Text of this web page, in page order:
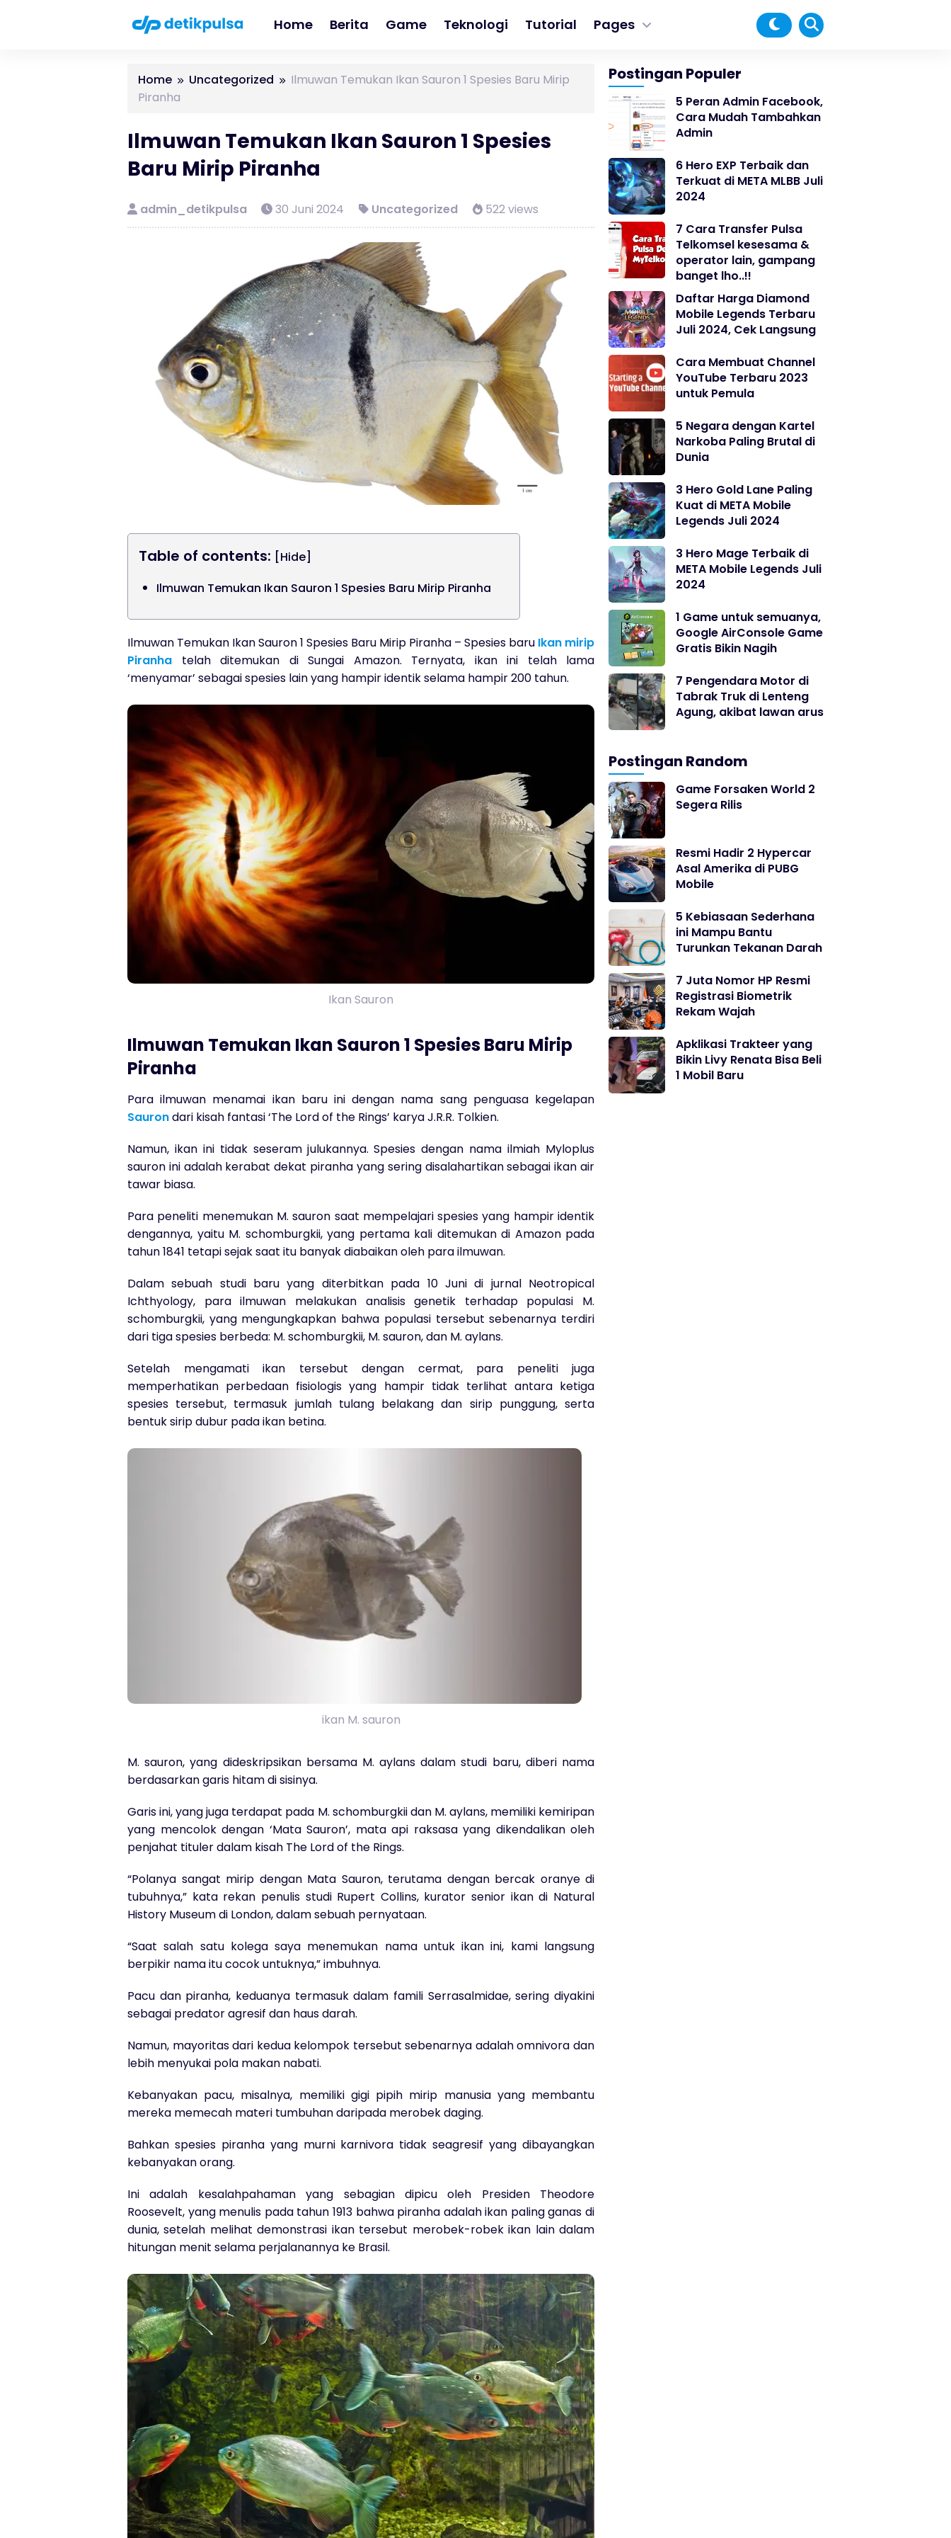
Home Berita Game Teknologi Tutorial Pages
Home Uncategorized
Ilmuwan Temukan Ikan Sauron 1 Spesies Baru Mirip
Piranha
Ilmuwan Temukan Ikan Sauron 1 Spesies
Baru Mirip Piranha
admin_detikpulsa 30 Juni 2024 Uncategorized 522 views
Table of contents: [Hide]
Ilmuwan Temukan Ikan Sauron 1 Spesies Baru Mirip Piranha
Ilmuwan Temukan Ikan Sauron 1 Spesies Baru Mirip Piranha – Spesies baru Ikan mirip
Piranha telah ditemukan di Sungai Amazon. Ternyata, ikan ini telah lama
‘menyamar’ sebagai spesies lain yang hampir identik selama hampir 200 tahun.
Ikan Sauron
Ilmuwan Temukan Ikan Sauron 1 Spesies Baru Mirip
Piranha
Para ilmuwan menamai ikan baru ini dengan nama sang penguasa kegelapan
Saurondari kisah fantasi ‘The Lord of the Rings’ karya J.R.R. Tolkien.
Namun, ikan ini tidak seseram julukannya. Spesies dengan nama ilmiah Myloplus
sauron ini adalah kerabat dekat piranha yang sering disalahartikan sebagai ikan air
tawar biasa.
Para peneliti menemukan M. sauron saat mempelajari spesies yang hampir identik
dengannya, yaitu M. schomburgkii, yang pertama kali ditemukan di Amazon pada
tahun 1841 tetapi sejak saat itu banyak diabaikan oleh para ilmuwan.
Dalam sebuah studi baru yang diterbitkan pada 10 Juni di jurnal Neotropical
Ichthyology, para ilmuwan melakukan analisis genetik terhadap populasi M.
schomburgkii, yang mengungkapkan bahwa populasi tersebut sebenarnya terdiri
dari tiga spesies berbeda: M. schomburgkii, M. sauron, dan M. aylans.
Setelah mengamati ikan tersebut dengan cermat, para peneliti juga
memperhatikan perbedaan fisiologis yang hampir tidak terlihat antara ketiga
spesies tersebut, termasuk jumlah tulang belakang dan sirip punggung, serta
bentuk sirip dubur pada ikan betina.
ikan M. sauron
M. sauron, yang dideskripsikan bersama M. aylans dalam studi baru, diberi nama
berdasarkan garis hitam di sisinya.
Garis ini, yang juga terdapat pada M. schomburgkii dan M. aylans, memiliki kemiripan
yang mencolok dengan ‘Mata Sauron’, mata api raksasa yang dikendalikan oleh
penjahat tituler dalam kisah The Lord of the Rings.
“Polanya sangat mirip dengan Mata Sauron, terutama dengan bercak oranye di
tubuhnya,” kata rekan penulis studi Rupert Collins, kurator senior ikan di Natural
History Museum di London, dalam sebuah pernyataan.
“Saat salah satu kolega saya menemukan nama untuk ikan ini, kami langsung
berpikir nama itu cocok untuknya,” imbuhnya.
Pacu dan piranha, keduanya termasuk dalam famili Serrasalmidae, sering diyakini
sebagai predator agresif dan haus darah.
Namun, mayoritas dari kedua kelompok tersebut sebenarnya adalah omnivora dan
lebih menyukai pola makan nabati.
Kebanyakan pacu, misalnya, memiliki gigi pipih mirip manusia yang membantu
mereka memecah materi tumbuhan daripada merobek daging.
Bahkan spesies piranha yang murni karnivora tidak seagresif yang dibayangkan
kebanyakan orang.
Ini adalah kesalahpahaman yang sebagian dipicu oleh Presiden Theodore
Roosevelt, yang menulis pada tahun 1913 bahwa piranha adalah ikan paling ganas di
dunia, setelah melihat demonstrasi ikan tersebut merobek-robek ikan lain dalam
hitungan menit selama perjalanannya ke Brasil.
Postingan Populer
5 Peran Admin Facebook,
Cara Mudah Tambahkan
Admin
6 Hero EXP Terbaik dan
Terkuat di META MLBB Juli
2024
7 Cara Transfer Pulsa
Telkomsel kesesama &
operator lain, gampang
banget lho..!!
Daftar Harga Diamond
Mobile Legends Terbaru
Juli 2024, Cek Langsung
Cara Membuat Channel
YouTube Terbaru 2023
untuk Pemula
5 Negara dengan Kartel
Narkoba Paling Brutal di
Dunia
3 Hero Gold Lane Paling
Kuat di META Mobile
Legends Juli 2024
3 Hero Mage Terbaik di
META Mobile Legends Juli
2024
1 Game untuk semuanya,
Google AirConsole Game
Gratis Bikin Nagih
7 Pengendara Motor di
Tabrak Truk di Lenteng
Agung, akibat lawan arus
Postingan Random
Game Forsaken World 2
Segera Rilis
Resmi Hadir 2 Hypercar
Asal Amerika di PUBG
Mobile
5 Kebiasaan Sederhana
ini Mampu Bantu
Turunkan Tekanan Darah
7 Juta Nomor HP Resmi
Registrasi Biometrik
Rekam Wajah
Apklikasi Trakteer yang
Bikin Livy Renata Bisa Beli
1 Mobil Baru